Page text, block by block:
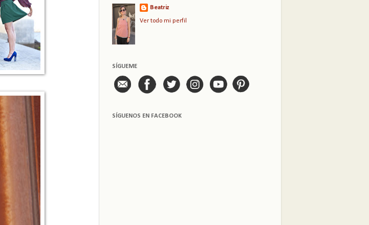
Beatriz
Ver todo mi perfil
SÍGUEME
SÍGUENOS EN FACEBOOK